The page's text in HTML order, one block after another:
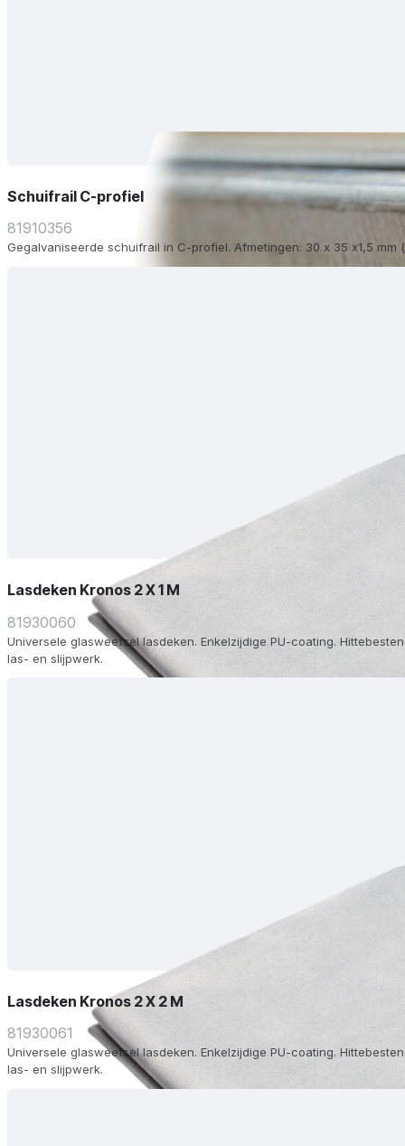
Schuifrail C-profiel
81910356
Gegalvaniseerde schuifrail in C-profiel. Afmetingen: 30 x 35 x1,5 mm
Lasdeken Kronos 2 X 1 M
81930060
Universele glasweefsel lasdeken. Enkelzijdige PU-coating.
las- en slijpwerk.
Lasdeken Kronos 2 X 2 M
81930061
Universele glasweefsel lasdeken. Enkelzijdige PU-coating.
las- en slijpwerk.